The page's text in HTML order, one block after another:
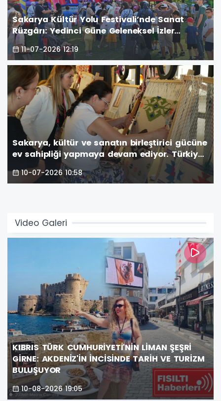
Sakarya Kültür Yolu Festivali’nde Sanat
Rüzgârı: Yedinci Güne Geleneksel İzler
Damga Vurdu
11-07-2026 12:19
Sakarya, kültür ve sanatın birleştirici gücüne
ev sahipliği yapmaya devam ediyor. Türkiye
Kültür Yolu Festivali kapsamında düzenlenen
etkinlikler, altıncı gününde de şehri renkli bir
10-07-2026 10:58
Video Galeri
KIBRIS TÜRK CUMHURİYETİ'NİN LİMAN ŞEŞRİ
GİRNE: AKDENİZ'İN İNCİSİNDE TARİH VE TURİZM
BULUŞUYOR
10-08-2026 19:05